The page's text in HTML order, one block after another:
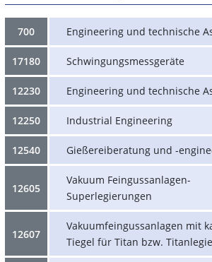
700 Engineering und technische
17180 Schwingungsmessgeräte
12230 Engineering und technische
12250 Industrial Engineering
12540 Gießereiberatung und -
12605
Vakuum Feingussanlagen-
Superlegierungen
12607
Vakuumfeingussanlagen mit
Tiegel für Titan bzw.